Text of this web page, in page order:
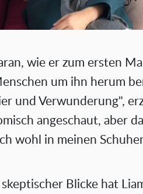
wie er zum ersten
um ihn herum
und Verwunderung",
angeschaut, aber
wohl in meinen
skeptischer Blicke hat